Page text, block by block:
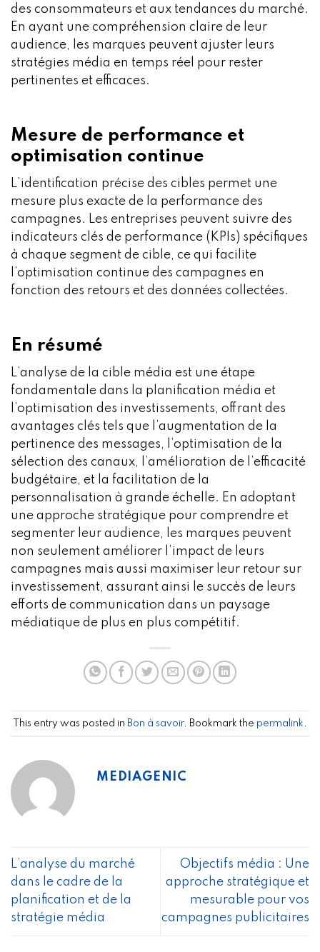
des consommateurs et aux tendances du marché.
En ayant une compréhension claire de leur
audience, les marques peuvent ajuster leurs
stratégies média en temps réel pour rester
pertinentes et efficaces.
Mesure de performance et
optimisation continue
L’identification précise des cibles permet une
mesure plus exacte de la performance des
campagnes. Les entreprises peuvent suivre des
indicateurs clés de performance (KPIs) spécifiques
à chaque segment de cible, ce qui facilite
l’optimisation continue des campagnes en
fonction des retours et des données collectées.
En résumé
L’analyse de la cible média est une étape
fondamentale dans la planification média et
l’optimisation des investissements, offrant des
avantages clés tels que l’augmentation de la
pertinence des messages, l’optimisation de la
sélection des canaux, l’amélioration de l’efficacité
budgétaire, et la facilitation de la
personnalisation à grande échelle. En adoptant
une approche stratégique pour comprendre et
segmenter leur audience, les marques peuvent
non seulement améliorer l’impact de leurs
campagnes mais aussi maximiser leur retour sur
investissement, assurant ainsi le succès de leurs
efforts de communication dans un paysage
médiatique de plus en plus compétitif.
This entry was posted in Bon à savoir. Bookmark the permalink
MEDIAGENIC
L’analyse du marché
dans le cadre de la
planification et de la
stratégie média
Objectifs média : Une
approche stratégique et
mesurable pour vos
campagnes publicitaires